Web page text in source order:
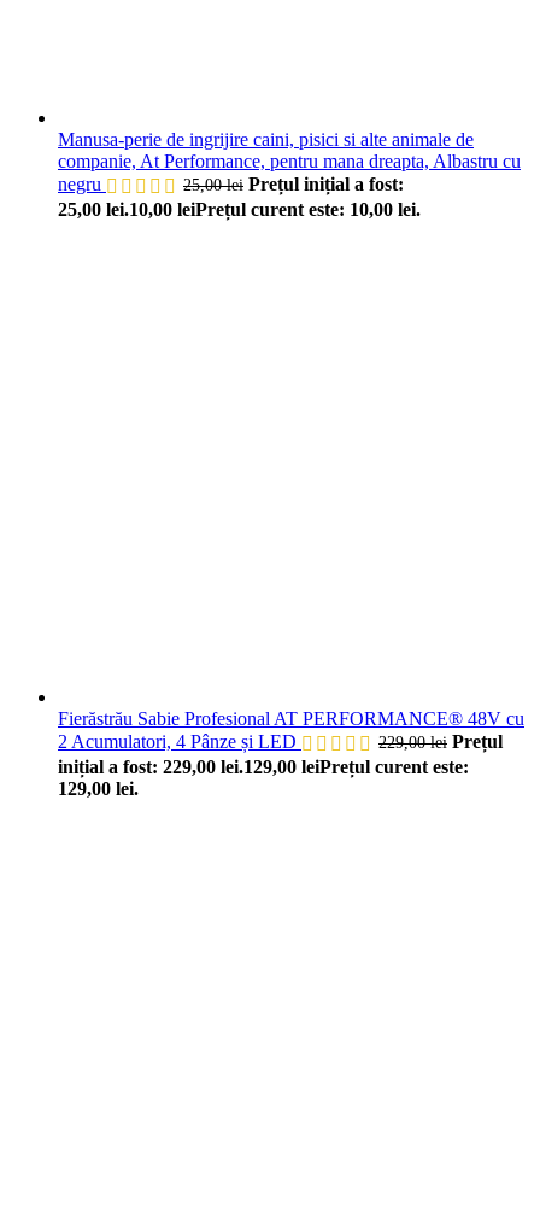
Manusa-perie de ingrijire caini, pisici si alte animale de
companie, At Performance, pentru mana dreapta, Albastru cu
negru
25,00lei Prețul inițial a fost:
25,00 lei.10,00 leiPrețul curent este: 10,00 lei.
Fierăstrău Sabie Profesional AT PERFORMANCE® 48V cu
2 Acumulatori, 4 Pânze și LED
229,00lei Prețul
inițial a fost: 229,00 lei.129,00 leiPrețul curent este:
129,00 lei.